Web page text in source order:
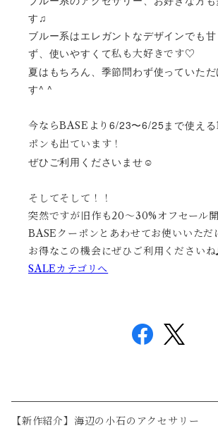
す♫
ブルー系はエレガントなデザインでも
ず、使いやすくて私も大好きです♡
夏はもちろん、季節問わず使っていただ
す^ ^
今ならBASEより6/23〜6/25まで使える
ポンも出ています！
ぜひご利用くださいませ☺︎
そしてそして！！
突然ですが旧作も20〜30%オフセール
BASEクーポンとあわせてお使いいただ
お得なこの機会にぜひご利用ください
SALEカテゴリへ
【新作紹介】海辺の小石のアクセサリー